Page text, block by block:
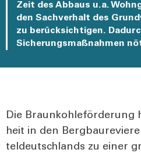
Zeit des Abbaus u.a.
den Sachverhalt des
zu berücksichtigen.
Sicherungsmaßnahmen
Die Braun­koh­le­för­de­rung
heit in den
tel­deutsch­lands zu einer